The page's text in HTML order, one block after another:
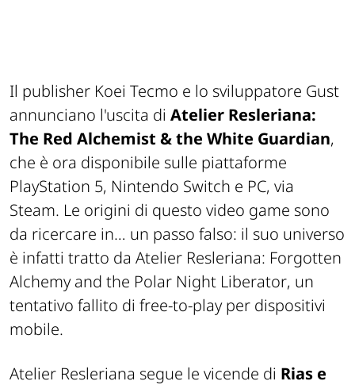
Il publisher Koei Tecmo e lo sviluppatore Gust
annunciano l'uscita di Atelier Resleriana:
The Red Alchemist & the White Guardian,
che è ora disponibile sulle piattaforme
PlayStation 5, Nintendo Switch e PC, via
Steam. Le origini di questo video game sono
da ricercare in… un passo falso: il suo universo
è infatti tratto da Atelier Resleriana: Forgotten
Alchemy and the Polar Night Liberator, un
tentativo fallito di free-to-play per dispositivi
mobile.
Atelier Resleriana segue le vicende di Rias e